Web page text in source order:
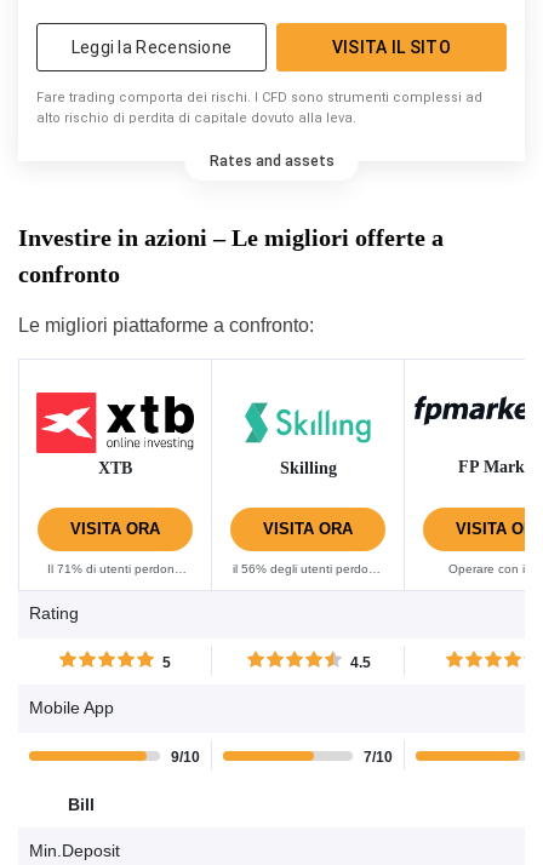
Leggi la Recensione VISITA IL SITO
Fare trading comporta dei rischi. I CFD sono strumenti complessi ad
alto rischio di perdita di capitale dovuto alla leva.
Rates and assets
Investire in azioni – Le migliori offerte a
confronto
Le migliori piattaforme a confronto:
XTB
VISITA ORA
Il 71% di utenti perdono
provider facendo trading di
CFD. Per favore considera
perdere denaro.......
Skilling
VISITA ORA
il 56% degli utenti perdono
CFD. Per favore considera
FP Markets
VISITA
Operare con i
capitale.......
Rating
5 4.5
Mobile App
9/10 7/10
Bill
Min.Deposit